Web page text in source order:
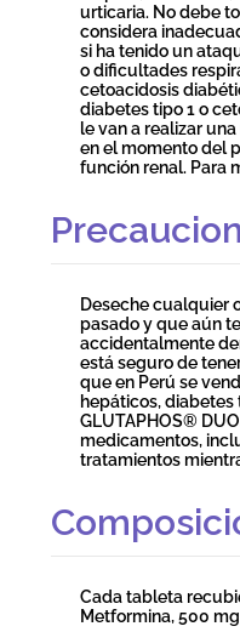
urticaria. No debe
considera
si ha tenido un
o dificultades
cetoacidosis
diabetes tipo 1 o
le van a realizar
en el momento del
función renal. Para
Deseche cualquier
pasado y que aún
accidentalmente
está seguro de
que en Perú se
hepáticos,
GLUTAPHOS®
medicamentos,
tratamientos
Cada tableta
Metformina, 500